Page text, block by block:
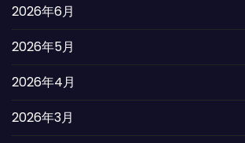
2026年6月
2026年5月
2026年4月
2026年3月